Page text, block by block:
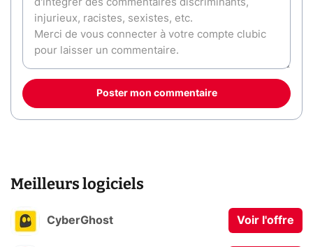
Poster mon commentaire
Meilleurs logiciels
CyberGhost Voir l'offre